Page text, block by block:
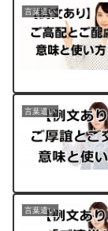
言葉遣い
言葉遣い
言葉遣い